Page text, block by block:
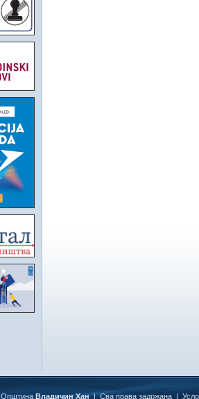
Општина Владичин Хан| Сва права задржана |